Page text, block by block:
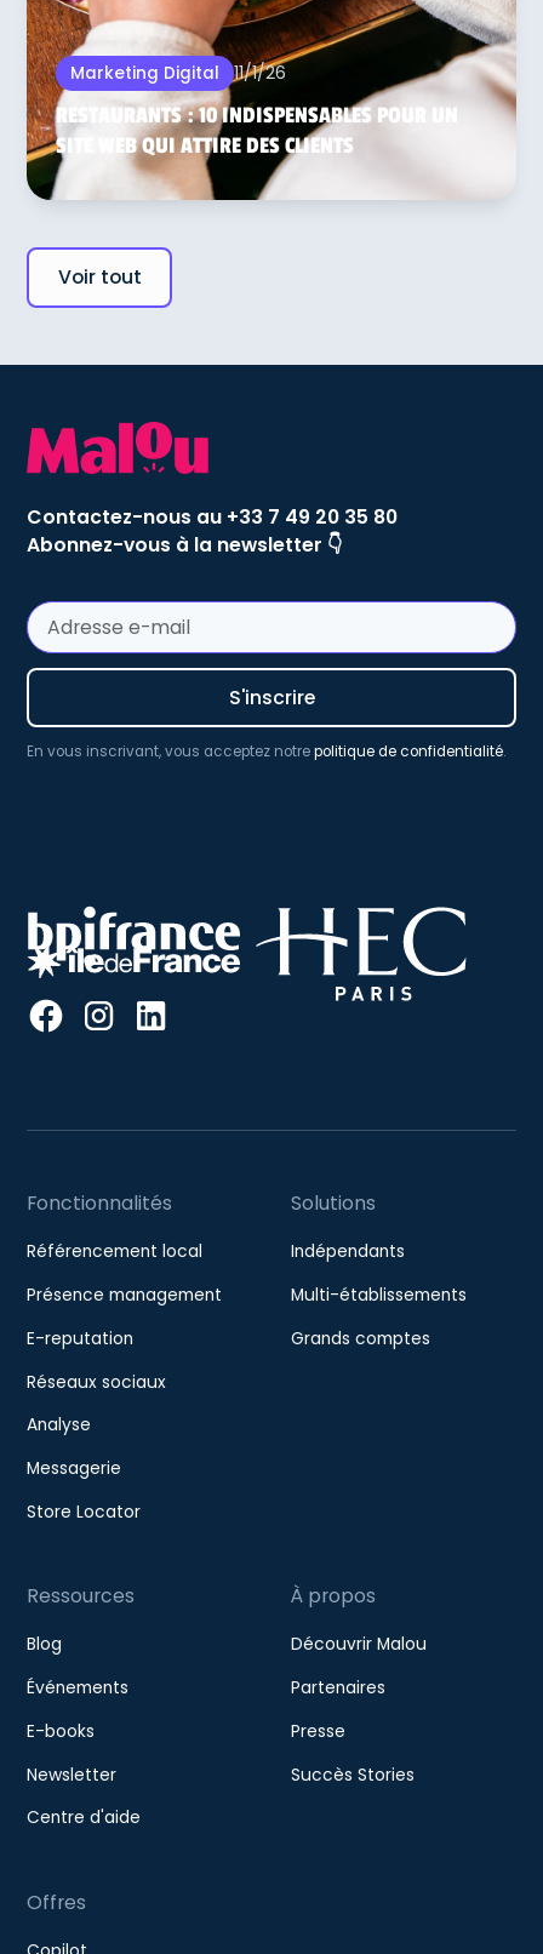
Marketing Digital 11/1/26
RESTAURANTS : 10 INDISPENSABLES POUR UN
SITE WEB QUI ATTIRE DES CLIENTS
Voir tout
Contactez-nous au +33 7 49 20 35 80
Abonnez-vous à la newsletter 👇
En vous inscrivant, vous acceptez notrepolitique de confidentialité.
Fonctionnalités
Référencement local
Présence management
E-reputation
Réseaux sociaux
Analyse
Messagerie
Store Locator
Solutions
Indépendants
Multi-établissements
Grands comptes
Ressources
Blog
Événements
E-books
Newsletter
Centre d'aide
À propos
Découvrir Malou
Partenaires
Presse
Succès Stories
Offres